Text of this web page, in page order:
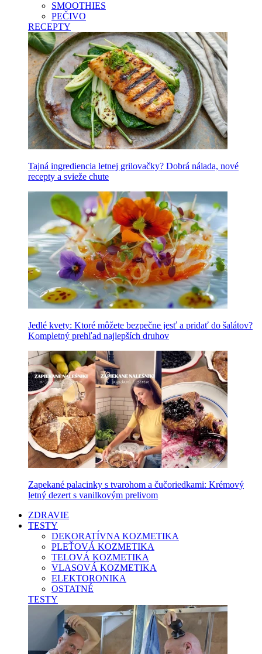
SMOOTHIES
PEČIVO
RECEPTY
Tajná ingrediencia letnej grilovačky? Dobrá nálada, nové
recepty a svieže chute
Jedlé kvety: Ktoré môžete bezpečne jesť a pridať do šalátov?
Kompletný prehľad najlepších druhov
Zapekané palacinky s tvarohom a čučoriedkami: Krémový
letný dezert s vanilkovým prelivom
ZDRAVIE
TESTY
DEKORATÍVNA KOZMETIKA
PLEŤOVÁ KOZMETIKA
TELOVÁ KOZMETIKA
VLASOVÁ KOZMETIKA
ELEKTORONIKA
OSTATNÉ
TESTY